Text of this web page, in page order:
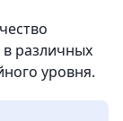
различных
уровня.